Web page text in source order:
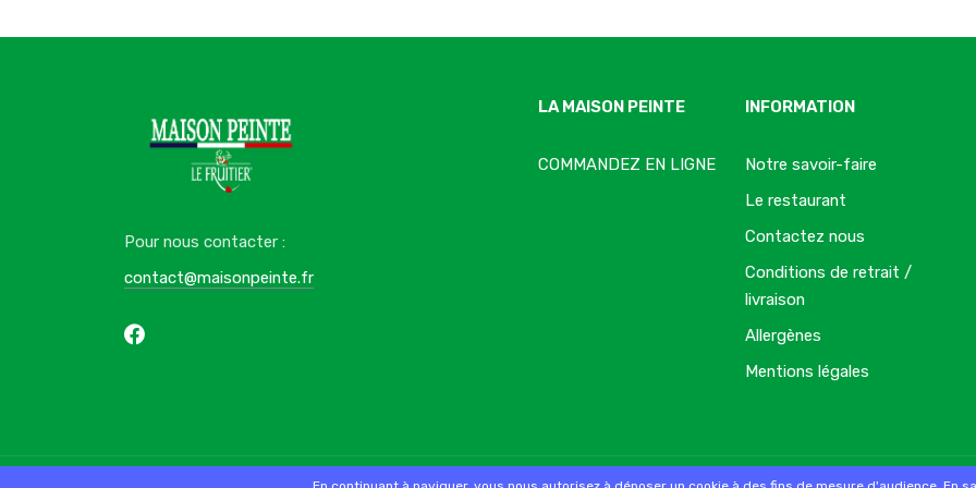
Pour nous contacter :
contact@maisonpeinte.fr
LA MAISON PEINTE
COMMANDEZ EN LIGNE
INFORMATION
Notre savoir-faire
Le restaurant
Contactez nous
Conditions de retrait /
livraison
Allergènes
Mentions légales
SaasFood - Logiciel de gestion de commande sur internet et en magasin